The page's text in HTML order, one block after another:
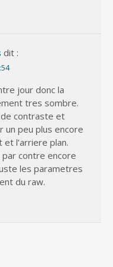
dit :
jour donc la
tres sombre.
de contraste et
un peu plus encore
l’arriere plan.
par contre encore
les parametres
du raw.